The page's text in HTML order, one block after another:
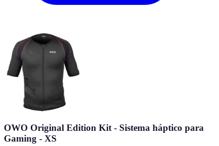
OWO Original Edition Kit - Sistema háptico para
Gaming - XS